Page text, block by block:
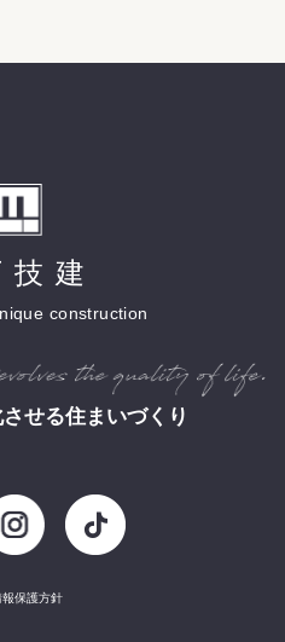
技建
construction
せる住まいづくり
報保護方針